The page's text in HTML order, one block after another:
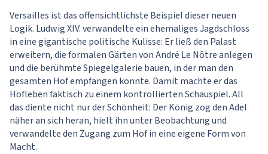
Versailles ist das offensichtlichste Beispiel dieser neuen
Logik. Ludwig XIV. verwandelte ein ehemaliges Jagdschloss
in eine gigantische politische Kulisse: Er ließ den Palast
erweitern, die formalen Gärten von André Le Nôtre anlegen
und die berühmte Spiegelgalerie bauen, in der man den
gesamten Hof empfangen konnte. Damit machte er das
Hofleben faktisch zu einem kontrollierten Schauspiel. All
das diente nicht nur der Schönheit: Der König zog den Adel
näher an sich heran, hielt ihn unter Beobachtung und
verwandelte den Zugang zum Hof in eine eigene Form von
Macht.